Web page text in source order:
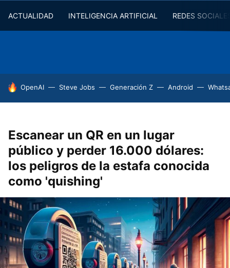
ACTUALIDAD INTELIGENCIA ARTIFICIAL REDES
HOY SE HABLA DE
OpenAI Steve Jobs Generación Z Android
Escanear un QR en un lugar
público y perder 16.000 dólares:
los peligros de la estafa conocida
como 'quishing'